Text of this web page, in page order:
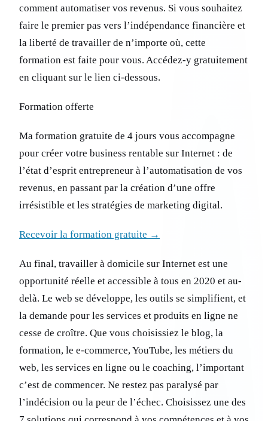
comment automatiser vos revenus. Si vous souhaitez
faire le premier pas vers l’indépendance financière et
la liberté de travailler de n’importe où, cette
formation est faite pour vous. Accédez-y gratuitement
en cliquant sur le lien ci-dessous.
Formation offerte
Ma formation gratuite de 4 jours vous accompagne
pour créer votre business rentable sur Internet : de
l’état d’esprit entrepreneur à l’automatisation de vos
revenus, en passant par la création d’une offre
irrésistible et les stratégies de marketing digital.
Recevoir la formation gratuite →
Au final, travailler à domicile sur Internet est une
opportunité réelle et accessible à tous en 2020 et au-
delà. Le web se développe, les outils se simplifient, et
la demande pour les services et produits en ligne ne
cesse de croître. Que vous choisissiez le blog, la
formation, le e-commerce, YouTube, les métiers du
web, les services en ligne ou le coaching, l’important
c’est de commencer. Ne restez pas paralysé par
l’indécision ou la peur de l’échec. Choisissez une des